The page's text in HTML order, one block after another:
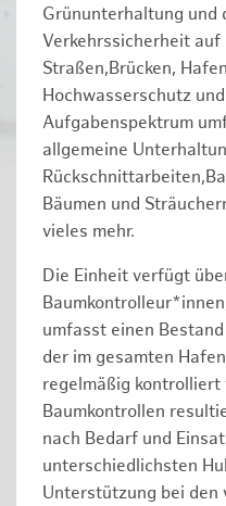
Grünunterhaltung und
Verkehrssicherheit auf
Straßen,Brücken,
Hochwasserschutz
Aufgabenspektrum
allgemeine
Bäumen und
vieles mehr.
Die Einheit verfügt
umfasst einen
der im gesamten
regelmäßig kontrolliert
Baumkontrollen
nach Bedarf und
unterschiedlichsten
Unterstützung bei